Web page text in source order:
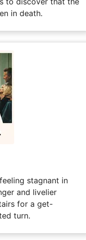
in death.
stagnant in
and livelier
for a get-
turn.